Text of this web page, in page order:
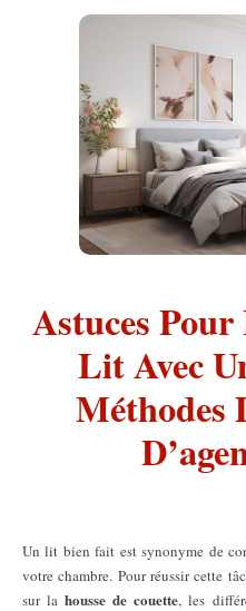
Astuces
Lit Avec
Méthodes
Un lit bien fait est synonyme de
votre chambre. Pour réussir cette
sur lahousse de couette, les